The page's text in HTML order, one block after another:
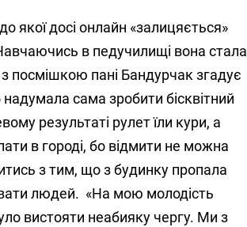
якої досі онлайн «залицяється»
в педучилищі вона стала
посмішкою пані Бандурчак згадує
сама зробити бісквітний
результаті рулет їли кури, а
в городі, бо відмити не можна
з тим, що з будинку пропала
людей. «На мою молодість
вистояти неабияку чергу. Ми з